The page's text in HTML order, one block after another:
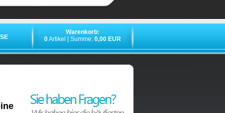
Warenkorb:
0Artikel | Summe: 0,00 EUR